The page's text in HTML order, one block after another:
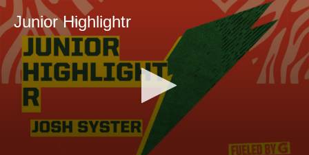
Junior Highlightr